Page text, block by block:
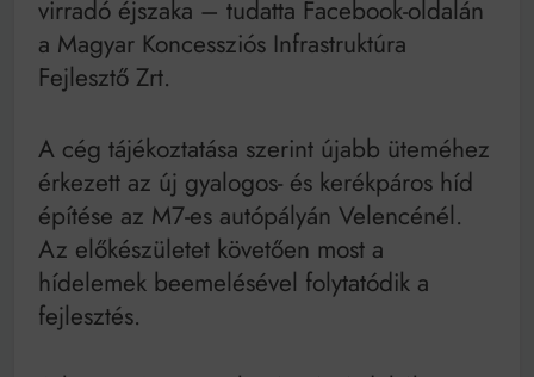
Mindenki a világot akarja uralni – de nem csak a 80-
as években
Bitumenes lapostetők: a bevált technológia akkor
működik, ha jól van felújítva
virradó éjszaka – tudatta Facebook-oldalán
a Magyar Koncessziós Infrastruktúra
Fejlesztő Zrt.
A cég tájékoztatása szerint újabb üteméhez
érkezett az új gyalogos- és kerékpáros híd
építése az M7-es autópályán Velencénél.
Az előkészületet követően most a
hídelemek beemelésével folytatódik a
fejlesztés.